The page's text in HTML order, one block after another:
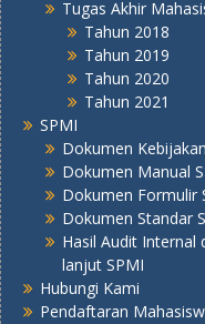
Tugas Akhir
Tahun 2018
Tahun 2019
Tahun 2020
Tahun 2021
SPMI
Dokumen
Dokumen Manual
Dokumen Formulir
Dokumen Standar
Hasil Audit Internal
lanjut SPMI
Hubungi Kami
Pendaftaran